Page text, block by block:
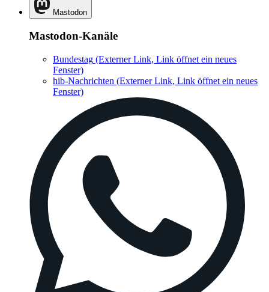
Mastodon
Mastodon-Kanäle
Bundestag (Externer Link, Link öffnet ein neues
Fenster)
hib-Nachrichten (Externer Link, Link öffnet ein neues
Fenster)